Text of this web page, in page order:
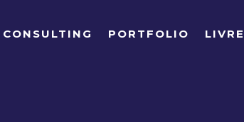
CONSULTING PORTFOLIO LIVRE